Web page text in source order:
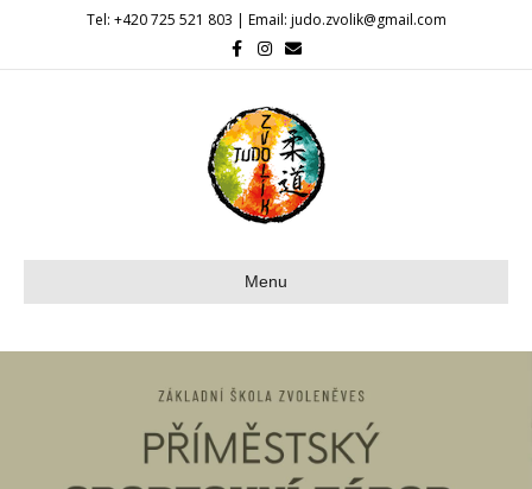
Tel: +420 725 521 803 | Email: judo.zvolik@gmail.com
Facebook
Instagram
Email
Menu